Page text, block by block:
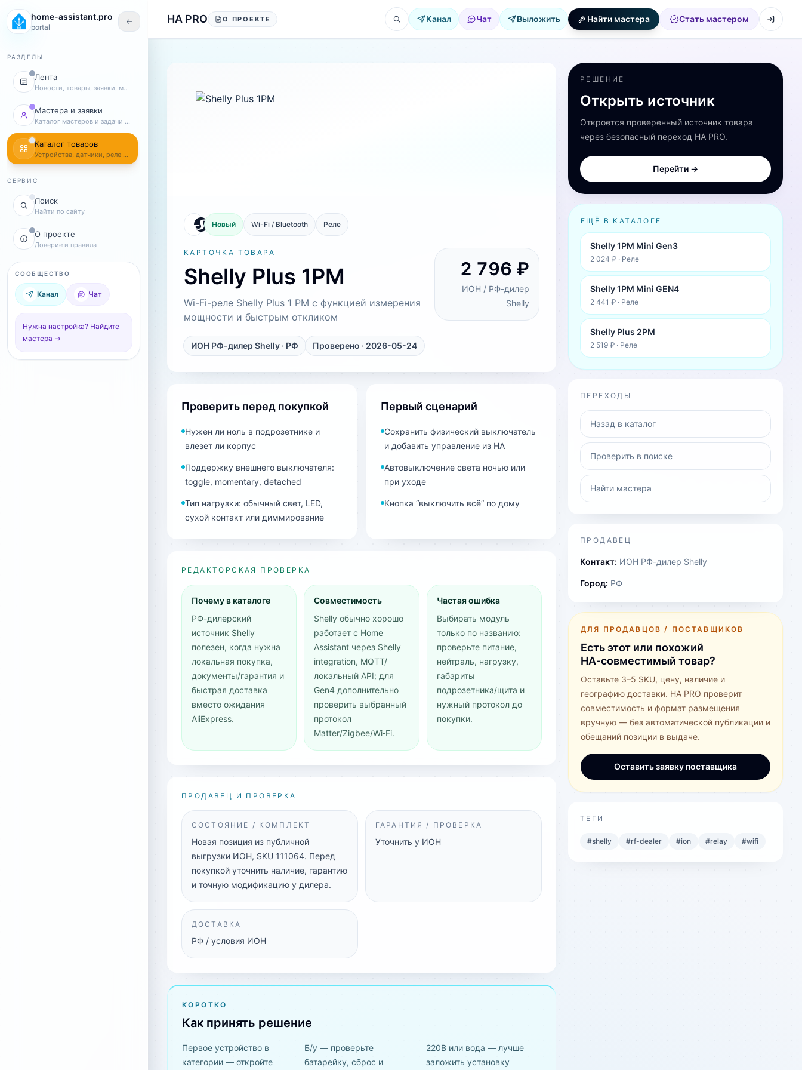
Перейти к содержанию
home-assistant.pro
portal
←
РАЗДЕЛЫ
Лента
Новости, товары, заявки, мастера
Мастера и заявки
Каталог мастеров и задачи клиентов
Каталог товаров
Устройства, датчики, реле и комплекты
СЕРВИС
Поиск
Найти по сайту
О проекте
Доверие и правила
СООБЩЕСТВО
Канал Чат
Нужна настройка? Найдите
мастера →
HA PRO О ПРОЕКТЕ Канал Чат Выложить Найти мастера Стать мастером
Новый Wi-Fi / Bluetooth Реле
КАРТОЧКА ТОВАРА
Shelly Plus 1PM
Wi-Fi-реле Shelly Plus 1 PM с функцией измерения
мощности и быстрым откликом
2 796 ₽
ИОН / РФ-дилер
Shelly
ИОН РФ-дилер Shelly · РФ Проверено · 2026-05-24
Проверить перед покупкой
Нужен ли ноль в подрозетнике и
влезет ли корпус
Поддержку внешнего выключателя:
toggle, momentary, detached
Тип нагрузки: обычный свет, LED,
сухой контакт или диммирование
Первый сценарий
Сохранить физический выключатель
и добавить управление из HA
Автовыключение света ночью или
при уходе
Кнопка “выключить всё” по дому
РЕДАКТОРСКАЯ ПРОВЕРКА
Почему в каталоге
РФ-дилерский
источник Shelly
полезен, когда нужна
локальная покупка,
документы/гарантия и
быстрая доставка
вместо ожидания
AliExpress.
Совместимость
Shelly обычно хорошо
работает с Home
Assistant через Shelly
integration, MQTT/
локальный API; для
Gen4 дополнительно
проверить выбранный
протокол
Matter/Zigbee/Wi‑Fi.
Частая ошибка
Выбирать модуль
только по названию:
проверьте питание,
нейтраль, нагрузку,
габариты
подрозетника/щита и
нужный протокол до
покупки.
ПРОДАВЕЦ И ПРОВЕРКА
СОСТОЯНИЕ / КОМПЛЕКТ
Новая позиция из публичной
выгрузки ИОН, SKU 111064. Перед
покупкой уточнить наличие, гарантию
и точную модификацию у дилера.
ГАРАНТИЯ / ПРОВЕРКА
Уточнить у ИОН
ДОСТАВКА
РФ / условия ИОН
КОРОТКО
Как принять решение
Первое устройство в
категории — откройте
Б/у — проверьте
батарейку, сброс и
220В или вода — лучше
заложить установку
РЕШЕНИЕ
Открыть источник
Откроется проверенный источник товара
через безопасный переход HA PRO.
Перейти →
ЕЩЁ В КАТАЛОГЕ
Shelly 1PM Mini Gen3
2 024 ₽ · Реле
Shelly 1PM Mini GEN4
2 441 ₽ · Реле
Shelly Plus 2PM
2 519 ₽ · Реле
ПЕРЕХОДЫ
Назад в каталог
Проверить в поиске
Найти мастера
ПРОДАВЕЦ
Контакт: ИОН РФ-дилер Shelly
Город: РФ
ДЛЯ ПРОДАВЦОВ / ПОСТАВЩИКОВ
Есть этот или похожий
HA‑совместимый товар?
Оставьте 3–5 SKU, цену, наличие и
географию доставки. HA PRO проверит
совместимость и формат размещения
вручную — без автоматической публикации и
обещаний позиции в выдаче.
Оставить заявку поставщика
ТЕГИ
#shelly #rf-dealer #ion #relay #wifi